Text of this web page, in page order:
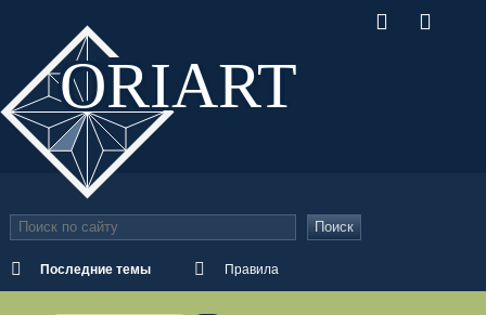
ORIART
Последние темы Правила
Поиск